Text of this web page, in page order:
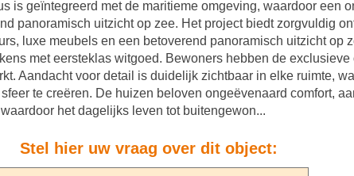
is geïntegreerd met de maritieme omgeving, waardoor een
panoramisch uitzicht op zee. Het project biedt zorgvuldig
luxe meubels en een betoverend panoramisch uitzicht op
met eersteklas witgoed. Bewoners hebben de
Aandacht voor detail is duidelijk zichtbaar in elke ruimte,
te creëren. De huizen beloven ongeëvenaard comfort,
het dagelijks leven tot buitengewon...
Stel hier uw vraag over dit object: